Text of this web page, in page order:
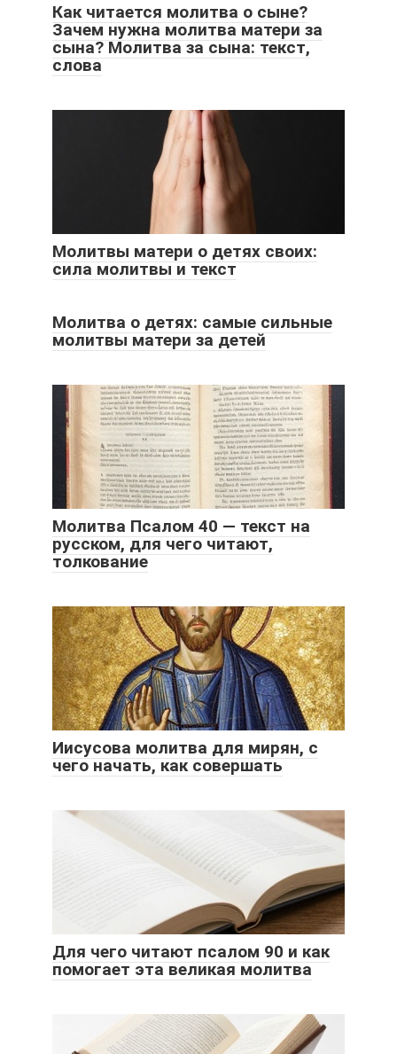
Как читается молитва о сыне?
Зачем нужна молитва матери за
сына? Молитва за сына: текст,
слова
Молитвы матери о детях своих:
сила молитвы и текст
Молитва о детях: самые сильные
молитвы матери за детей
Молитва Псалом 40 — текст на
русском, для чего читают,
толкование
Иисусова молитва для мирян, с
чего начать, как совершать
Для чего читают псалом 90 и как
помогает эта великая молитва